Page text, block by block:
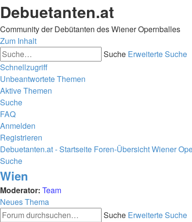
Debuetanten.at
Community der Debütanten des Wiener Opernballes
Zum Inhalt
Suche Erweiterte Suche
Schnellzugriff
Unbeantwortete Themen
Aktive Themen
Suche
FAQ
Anmelden
Registrieren
Debuetanten.at - Startseite Foren-ÜbersichtWiener
Suche
Wien
Moderator: Team
Neues Thema
Suche Erweiterte Suche